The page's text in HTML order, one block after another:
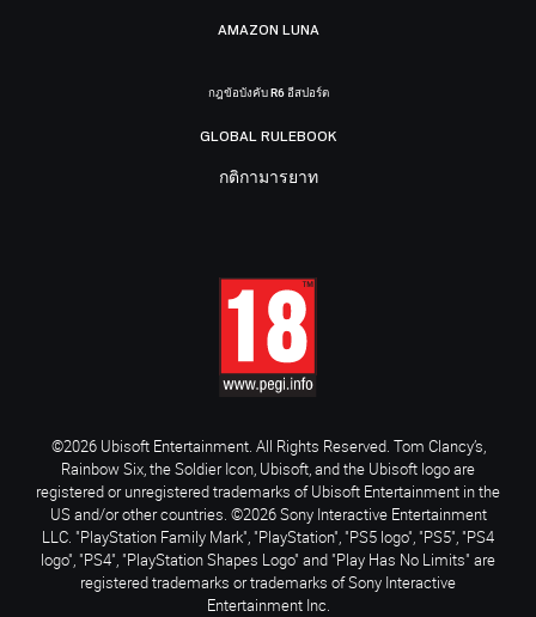
AMAZON LUNA
กฎข้อบังคับ R6 อีสปอร์ต
GLOBAL RULEBOOK
กติกามารยาท
©2026 Ubisoft Entertainment. All Rights Reserved. Tom Clancy’s,
Rainbow Six, the Soldier Icon, Ubisoft, and the Ubisoft logo are
registered or unregistered trademarks of Ubisoft Entertainment in the
US and/or other countries. ©2026 Sony Interactive Entertainment
LLC. "PlayStation Family Mark", "PlayStation", "PS5 logo", "PS5", "PS4
logo", "PS4", "PlayStation Shapes Logo" and "Play Has No Limits" are
registered trademarks or trademarks of Sony Interactive
Entertainment Inc.